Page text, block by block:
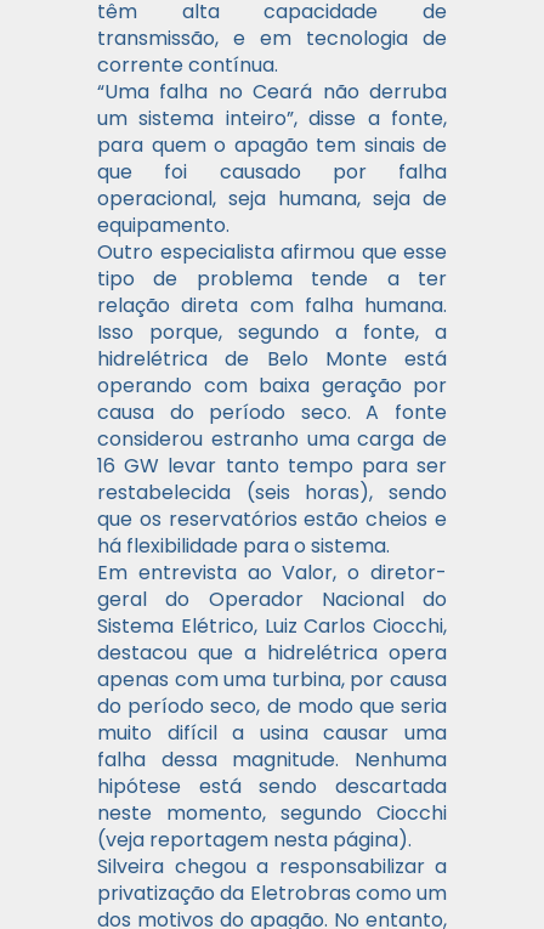
têm alta capacidade de
transmissão, e em tecnologia de
corrente contínua.
“Uma falha no Ceará não derruba
um sistema inteiro”, disse a fonte,
para quem o apagão tem sinais de
que foi causado por falha
operacional, seja humana, seja de
equipamento.
Outro especialista afirmou que esse
tipo de problema tende a ter
relação direta com falha humana.
Isso porque, segundo a fonte, a
hidrelétrica de Belo Monte está
operando com baixa geração por
causa do período seco. A fonte
considerou estranho uma carga de
16 GW levar tanto tempo para ser
restabelecida (seis horas), sendo
que os reservatórios estão cheios e
há flexibilidade para o sistema.
Em entrevista ao Valor, o diretor-
geral do Operador Nacional do
Sistema Elétrico, Luiz Carlos Ciocchi,
destacou que a hidrelétrica opera
apenas com uma turbina, por causa
do período seco, de modo que seria
muito difícil a usina causar uma
falha dessa magnitude. Nenhuma
hipótese está sendo descartada
neste momento, segundo Ciocchi
(veja reportagem nesta página).
Silveira chegou a responsabilizar a
privatização da Eletrobras como um
dos motivos do apagão. No entanto,